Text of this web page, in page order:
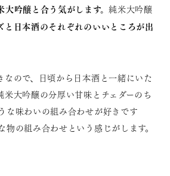
大吟醸と合う気がします。純米大吟醸
と日本酒のそれぞれのいいところが出
なので、日頃から日本酒と一緒にいた
米大吟醸の分厚い甘味とチェダーのち
な味わいの組み合わせが好きです
物の組み合わせという感じがします。